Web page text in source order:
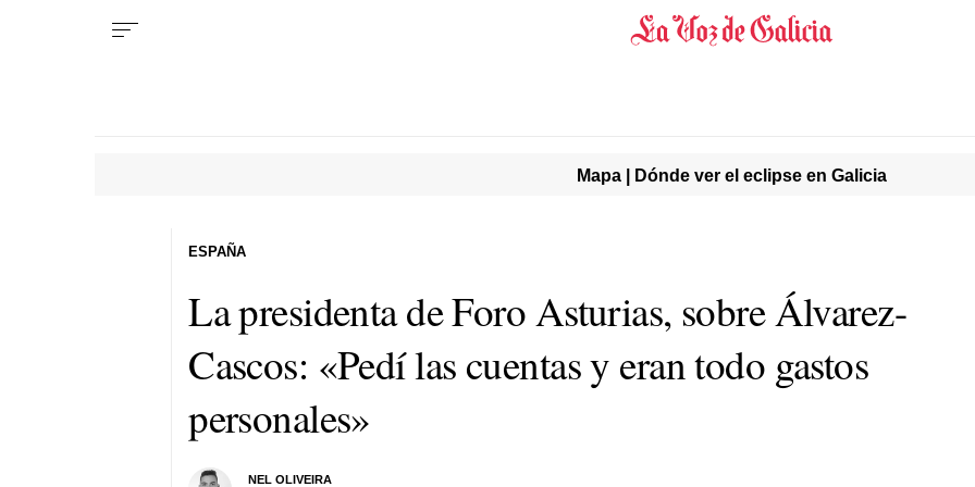
Mapa | Dónde ver el eclipse en Galicia
La presidenta de Foro Asturias, sobre Álvarez-
Cascos: «Pedí las cuentas y eran todo gastos
personales»
NEL OLIVEIRA
ESPAÑA